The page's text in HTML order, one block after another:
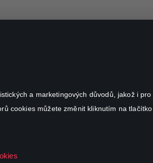
a marketingových důvodů, jakož i
cookies můžete změnit kliknutím na
Canal+